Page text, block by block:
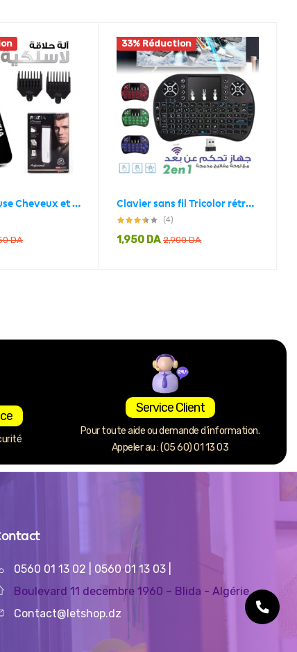
Rozia Tondeuse Cheveux et barbes Rechargeable Sans fil HQ207
DA
33% Réduction
Clavier sans fil Tricolor rétroéclairé USB multimédia contrôle
(4)
2,900DA
1,950 DA
Service Client
Pour toute aide ou demande d’information.
Appeler au : (05 60) 01 13 03
0560 01 13 02 0560 01 13 03
Boulevard 11 decembre 1960 – Blida - Algérie
Contact@letshop.dz